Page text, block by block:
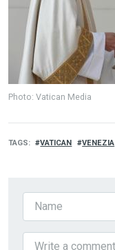
Photo: Vatican Media
TAGS VATICAN VENEZIA